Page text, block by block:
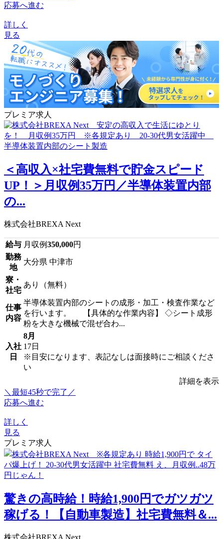
応募へ進む
詳しく
見る
プレミア求人
＜高収入×社宅費無料で貯金スピード
UP！＞月収例35万円／半導体装置内部
の...
株式会社BREXA Next
給与 月収例350,000円
勤務
地
大分県 中津市
寮・
社宅
あり（無料）
仕事
内容
半導体装置内部のシートの成形・加工・検査作業など
を行います。 【具体的な作業内容】 ◇シート成形
粉を大きな機械で混ぜ合わ...
入社
日
8月
17日
※目安になります、表記なしは面接時にご相談くださ
い
詳細を表示
＼最短45秒で完了／
応募へ進む
詳しく
見る
プレミア求人
驚きの高時給！時給1,900円でガツガツ
稼げる！【自動車製造】社宅費無料＆...
株式会社BREXA Next